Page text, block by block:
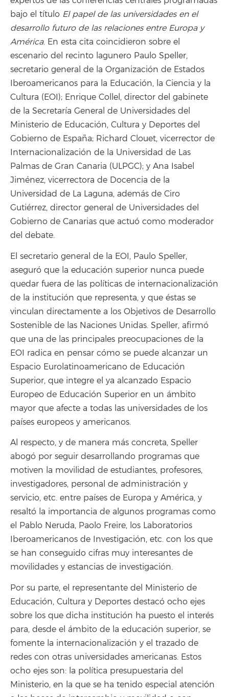
bajo el título El papel de las universidades en el
desarrollo futuro de las relaciones entre Europa y
América. En esta cita coincidieron sobre el
escenario del recinto lagunero Paulo Speller,
secretario general de la Organización de Estados
Iberoamericanos para la Educación, la Ciencia y la
Cultura (EOI); Enrique Collel, director del gabinete
de la Secretaría General de Universidades del
Ministerio de Educación, Cultura y Deportes del
Gobierno de España; Richard Clouet, vicerrector de
Internacionalización de la Universidad de Las
Palmas de Gran Canaria (ULPGC); y Ana Isabel
Jiménez, vicerrectora de Docencia de la
Universidad de La Laguna, además de Ciro
Gutiérrez, director general de Universidades del
Gobierno de Canarias que actuó como moderador
del debate.
El secretario general de la EOI, Paulo Speller,
aseguró que la educación superior nunca puede
quedar fuera de las políticas de internacionalización
de la institución que representa, y que éstas se
vinculan directamente a los Objetivos de Desarrollo
Sostenible de las Naciones Unidas. Speller, afirmó
que una de las principales preocupaciones de la
EOI radica en pensar cómo se puede alcanzar un
Espacio Eurolatinoamericano de Educación
Superior, que integre el ya alcanzado Espacio
Europeo de Educación Superior en un ámbito
mayor que afecte a todas las universidades de los
países europeos y americanos.
Al respecto, y de manera más concreta, Speller
abogó por seguir desarrollando programas que
motiven la movilidad de estudiantes, profesores,
investigadores, personal de administración y
servicio, etc. entre países de Europa y América, y
resaltó la importancia de algunos programas como
el Pablo Neruda, Paolo Freire, los Laboratorios
Iberoamericanos de Investigación, etc. con los que
se han conseguido cifras muy interesantes de
movilidades y estancias de investigación.
Por su parte, el representante del Ministerio de
Educación, Cultura y Deportes destacó ocho ejes
sobre los que dicha institución ha puesto el interés
para, desde el ámbito de la educación superior, se
fomente la internacionalización y el trazado de
redes con otras universidades americanas. Estos
ocho ejes son: la política presupuestaria del
Ministerio, en la que se ha tenido especial atención